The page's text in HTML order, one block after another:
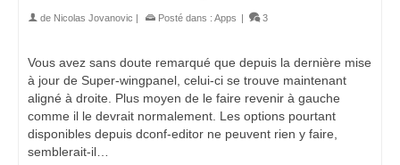
de Nicolas Jovanovic | Posté dans : Apps | 3
Vous avez sans doute remarqué que depuis la dernière mise
à jour de Super-wingpanel, celui-ci se trouve maintenant
aligné à droite. Plus moyen de le faire revenir à gauche
comme il le devrait normalement. Les options pourtant
disponibles depuis dconf-editor ne peuvent rien y faire,
semblerait-il…